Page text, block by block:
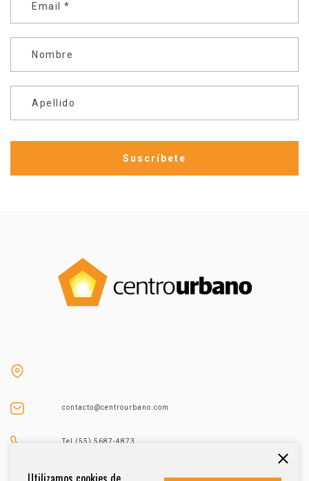
Email *
Nombre
Apellido
contacto@centrourbano.com
Tel (55) 5687-4873